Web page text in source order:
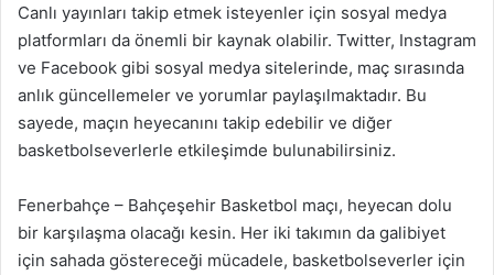
Canlı yayınları takip etmek isteyenler için sosyal medya
platformları da önemli bir kaynak olabilir. Twitter, Instagram
ve Facebook gibi sosyal medya sitelerinde, maç sırasında
anlık güncellemeler ve yorumlar paylaşılmaktadır. Bu
sayede, maçın heyecanını takip edebilir ve diğer
basketbolseverlerle etkileşimde bulunabilirsiniz.
Fenerbahçe – Bahçeşehir Basketbol maçı, heyecan dolu
bir karşılaşma olacağı kesin. Her iki takımın da galibiyet
için sahada göstereceği mücadele, basketbolseverler için